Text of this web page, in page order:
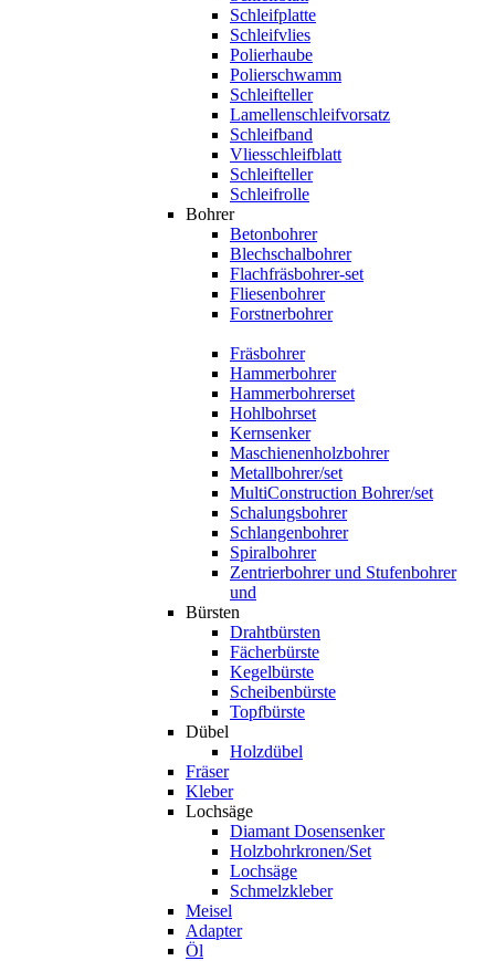
Schleifplatte
Schleifvlies
Polierhaube
Polierschwamm
Schleifteller
Lamellenschleifvorsatz
Schleifband
Vliesschleifblatt
Schleifteller
Schleifrolle
Bohrer
Betonbohrer
Blechschalbohrer
Flachfräsbohrer-set
Fliesenbohrer
Forstnerbohrer
Fräsbohrer
Hammerbohrer
Hammerbohrerset
Hohlbohrset
Kernsenker
Maschienenholzbohrer
Metallbohrer/set
MultiConstruction Bohrer/set
Schalungsbohrer
Schlangenbohrer
Spiralbohrer
Zentrierbohrer und Stufenbohrer
und
Bürsten
Drahtbürsten
Fächerbürste
Kegelbürste
Scheibenbürste
Topfbürste
Dübel
Holzdübel
Fräser
Kleber
Lochsäge
Diamant Dosensenker
Holzbohrkronen/Set
Lochsäge
Schmelzkleber
Meisel
Adapter
Öl